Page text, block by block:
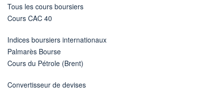
Tous les cours boursiers
Cours CAC 40
Indices boursiers internationaux
Palmarès Bourse
Cours du Pétrole (Brent)
Convertisseur de devises